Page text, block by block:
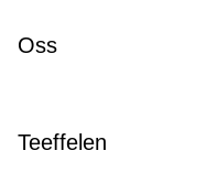
Oss
Teeffelen